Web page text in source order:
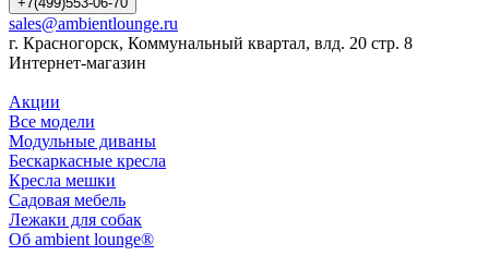
sales@ambientlounge.ru
г. Красногорск, Коммунальный квартал, влд. 20 стр. 8
Интернет-магазин
Акции
Все модели
Модульные диваны
Бескаркасные кресла
Кресла мешки
Садовая мебель
Лежаки для собак
Об ambient lounge®